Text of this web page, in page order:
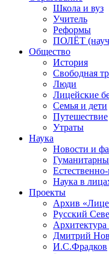
Школа и вуз
Учитель
Реформы
ПОЛЁТ
Общество
История
Свободная
Люди
Лицейские
Семья и дети
Путешествие
Утраты
Наука
Новости и
Наука в
Проекты
Архив
Русский
Архитектура
Дмитрий
И.С.Фрадков